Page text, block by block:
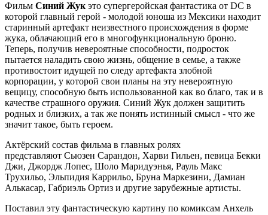
Фильм Синий Жукэто супергеройская фантастика от DC в
которой главный герой - молодой юноша из Мексики находит
старинный артефакт неизвестного происхождения в форме
жука, облачающий его в многофункциональную броню.
Теперь, получив невероятные способности, подросток
пытается наладить свою жизнь, общение в семье, а также
противостоит идущей по следу артефакта злобной
корпорации, у которой свои планы на эту невероятную
вещицу, способную быть использованной как во благо, так и в
качестве страшного оружия. Синий Жук должен защитить
родных и близких, а так же понять истинный смысл - что же
значит такое, быть героем.
Актёрский состав фильма в главных ролях
представляют Сьюзен Сарандон, Харви Гильен, певица Бекки
Джи, Джордж Лопес, Шоло Маридуэнья, Рауль Макс
Трухильо, Эльпидия Каррильо, Бруна Маркезини, Дамиан
Алькасар, Габриэль Ортиз и другие зарубежные артисты.
Поставил эту фантастическую картину по комиксам Анхель